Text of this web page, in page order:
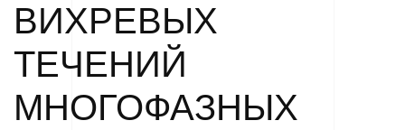
ВИХРЕВЫХ
ТЕЧЕНИЙ
МНОГОФАЗНЫХ